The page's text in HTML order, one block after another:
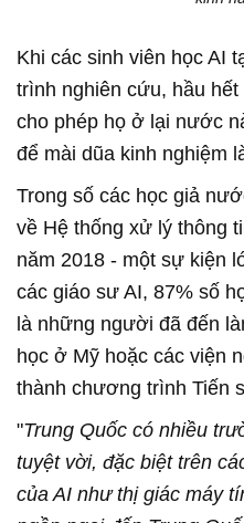
Khi các sinh viên học AI
trình nghiên cứu, hầu
cho phép họ ở lại nước
để mài dũa kinh nghiệm
Trong số các học giả
về Hệ thống xử lý thông
năm 2018 - một sự kiện
các giáo sư AI, 87% số
là những người đã đến
học ở Mỹ hoặc các viện
thành chương trình Tiến
"Trung Quốc có nhiều
tuyệt vời, đặc biệt trên
của AI như thị giác máy